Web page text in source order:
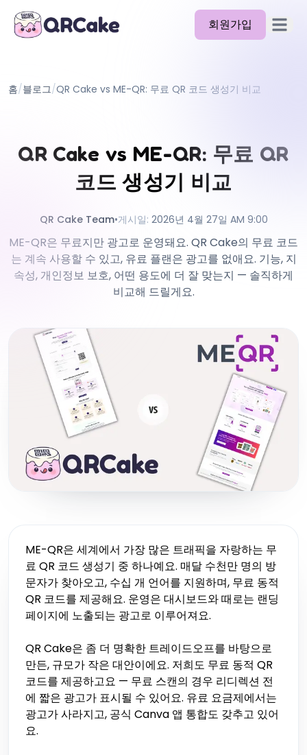
회원가입 메뉴 열
요금제
문서
API
홈/블로그/QR Cake vs ME-QR: 무료 QR 코드 생성기 비교
QR Cake vs ME-QR: 무료 QR
코드 생성기 비교
QR Cake Team•게시일: 2026년 4월 27일 AM 9:00
ME-QR은 무료지만 광고로 운영돼요. QR Cake의 무료 코드
는 계속 사용할 수 있고, 유료 플랜은 광고를 없애요. 기능, 지
속성, 개인정보 보호, 어떤 용도에 더 잘 맞는지 — 솔직하게
비교해 드릴게요.
ME-QR은 세계에서 가장 많은 트래픽을 자랑하는 무
료 QR 코드 생성기 중 하나예요. 매달 수천만 명의 방
문자가 찾아오고, 수십 개 언어를 지원하며, 무료 동적
QR 코드를 제공해요. 운영은 대시보드와 때로는 랜딩
페이지에 노출되는 광고로 이루어져요.
QR Cake은 좀 더 명확한 트레이드오프를 바탕으로
만든, 규모가 작은 대안이에요. 저희도 무료 동적 QR
코드를 제공하고요 — 무료 스캔의 경우 리디렉션 전
에 짧은 광고가 표시될 수 있어요. 유료 요금제에서는
광고가 사라지고, 공식 Canva 앱 통합도 갖추고 있어
요.